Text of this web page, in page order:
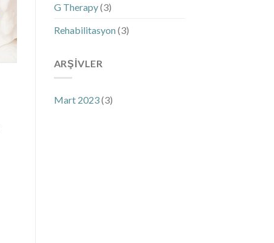
G Therapy(3)
Rehabilitasyon(3)
ARŞIVLER
Mart 2023(3)